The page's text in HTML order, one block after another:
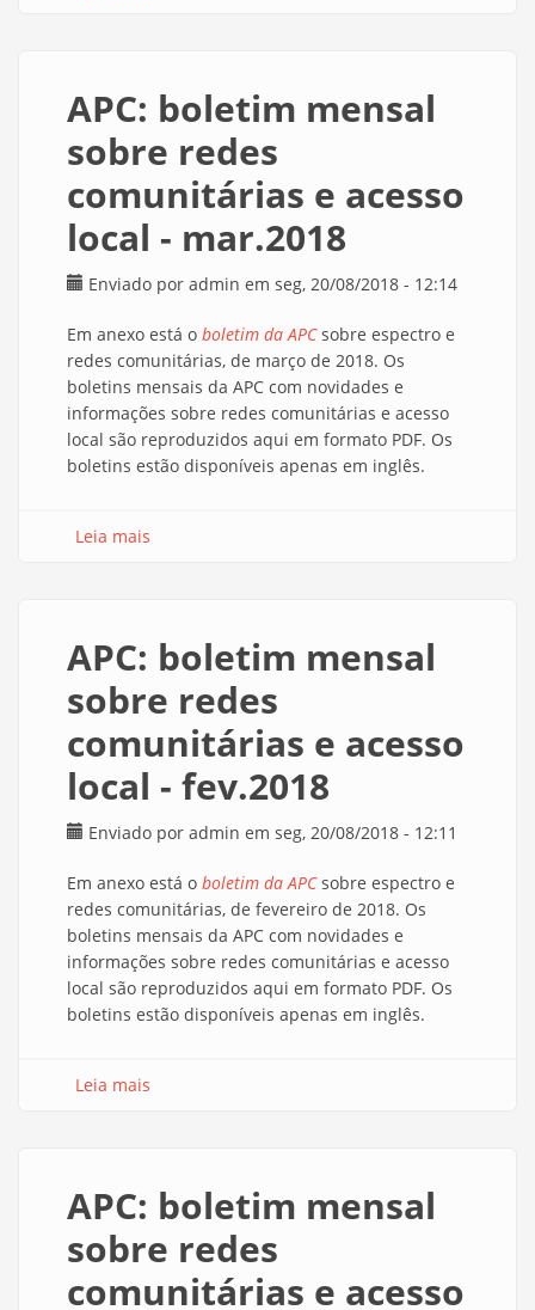
APC: boletim mensal
sobre redes
comunitárias e acesso
local - mar.2018
Enviado por admin em seg, 20/08/2018 - 12:14
Em anexo está o boletim da APCsobre espectro e
redes comunitárias, de março de 2018. Os
boletins mensais da APC com novidades e
informações sobre redes comunitárias e acesso
local são reproduzidos aqui em formato PDF. Os
boletins estão disponíveis apenas em inglês.
Leia mais
APC: boletim mensal
sobre redes
comunitárias e acesso
local - fev.2018
Enviado por admin em seg, 20/08/2018 - 12:11
Em anexo está o boletim da APCsobre espectro e
redes comunitárias, de fevereiro de 2018. Os
boletins mensais da APC com novidades e
informações sobre redes comunitárias e acesso
local são reproduzidos aqui em formato PDF. Os
boletins estão disponíveis apenas em inglês.
Leia mais
APC: boletim mensal
sobre redes
comunitárias e acesso